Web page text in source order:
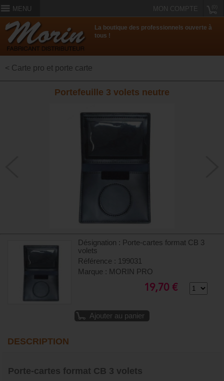
MENU MON COMPTE
La boutique des professionnels ouverte à
tous !
< Carte pro et porte carte
Portefeuille 3 volets neutre
Désignation : Porte-cartes format CB 3
volets
Référence : 199031
Marque : MORIN PRO
19,70 €
Ajouter au panier
DESCRIPTION
Porte-cartes format CB 3 volets